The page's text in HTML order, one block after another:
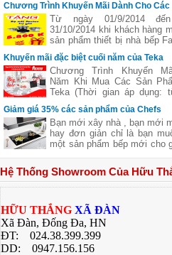
Chương Trình Khuyến Mãi Dành Cho Các
Phẩm FasterTừ ngày 01/9/2014
31/10/2014 khi khách hàng
sản phẩm thiết bị nhà bếp
các đại lý của bếp gas Hữu
sẽ nhận được những phần
dẫn, chi tiết xem thêm..
Khuyến mãi đặc biệt cuối năm của Teka
Chương Trình Khuyến
Năm Khi Mua Các Sản
Teka (Thời gian áp dụng:
11/11 đến hết ngày 27/12/
Giảm giá 35% các sản phẩm của Chefs
Bạn mới xây nhà , bạn mới
hay đơn giản chỉ là bạn
một sản phẩm bếp mới cho
hãng nào tốt cả về giá
lượng .Hãy để chúng tôi
bạn một thương hiệu của
Âu đó là
Hệ Thống Showroom Của Hữu
HỮU THẮNG XÃ ĐÀN
Xã Đàn, Đống Đa, HN
ĐT: 024.38.399.399
DD: 0947.156.156